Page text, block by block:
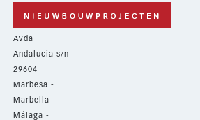
Avda
Andalucía s/n
29604
Marbesa -
Marbella
Málaga -